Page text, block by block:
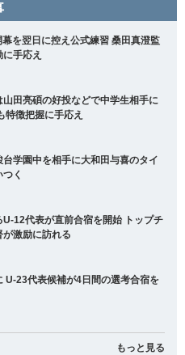
を翌日に控え公式練習 桑田真澄監
手応え
田亮碩の好投などで中学生相手に
特徴把握に手応え
学園中を相手に大和田与喜のタイ
く
12代表が直前合宿を開始 トップチ
激励に訪れる
U-23代表候補が4日間の選考合宿を
もっと見る